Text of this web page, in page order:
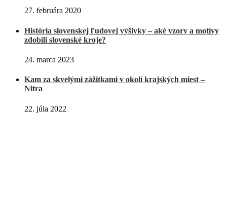
27. februára 2020
História slovenskej ľudovej výšivky – aké vzory a motívy
zdobili slovenské kroje?
24. marca 2023
Kam za skvelými zážitkami v okolí krajských miest –
Nitra
22. júla 2022